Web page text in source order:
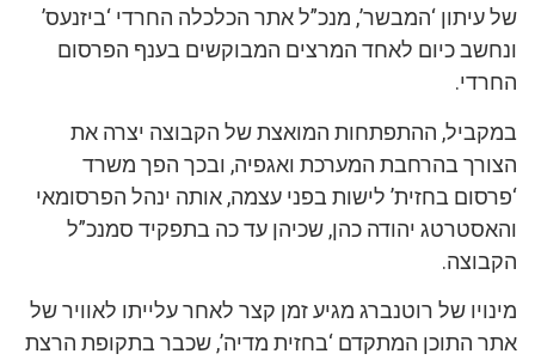
של עיתון ‘המבשר’, מנכ”ל אתר הכלכלה החרדי ‘ביזנעס’
ונחשב כיום לאחד המרצים המבוקשים בענף הפרסום
החרדי.
במקביל, ההתפתחות המואצת של הקבוצה יצרה את
הצורך בהרחבת המערכת ואגפיה, ובכך הפך משרד
‘פרסום בחזית’ לישות בפני עצמה, אותה ינהל הפרסומאי
והאסטרטג יהודה כהן, שכיהן עד כה בתפקיד סמנכ”ל
הקבוצה.
מינויו של רוטנברג מגיע זמן קצר לאחר עלייתו לאוויר של
אתר התוכן המתקדם ‘בחזית מדיה’, שכבר בתקופת הרצת